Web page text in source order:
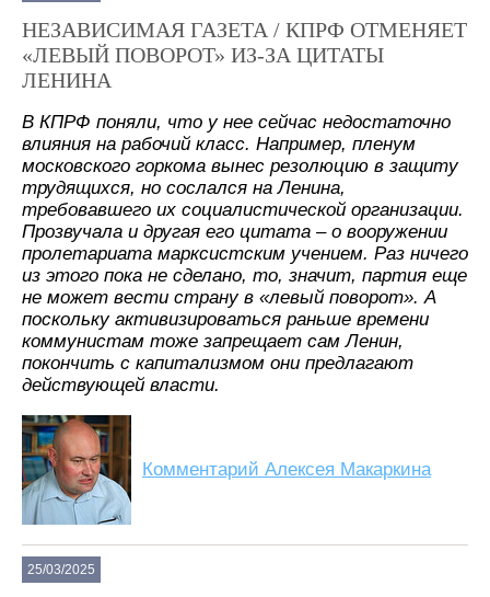
НЕЗАВИСИМАЯ ГАЗЕТА / КПРФ ОТМЕНЯЕТ
«ЛЕВЫЙ ПОВОРОТ» ИЗ-ЗА ЦИТАТЫ
ЛЕНИНА
В КПРФ поняли, что у нее сейчас недостаточно
влияния на рабочий класс. Например, пленум
московского горкома вынес резолюцию в защиту
трудящихся, но сослался на Ленина,
требовавшего их социалистической организации.
Прозвучала и другая его цитата – о вооружении
пролетариата марксистским учением. Раз ничего
из этого пока не сделано, то, значит, партия еще
не может вести страну в «левый поворот». А
поскольку активизироваться раньше времени
коммунистам тоже запрещает сам Ленин,
покончить с капитализмом они предлагают
действующей власти.
Комментарий Алексея Макаркина
25/03/2025